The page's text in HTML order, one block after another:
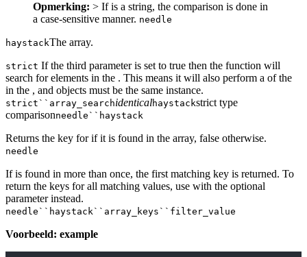
Opmerking: > If is a string, the comparison is done in
a case-sensitive manner. needle
haystackThe array.
strict If the third parameter is set to true then the function will
search for elements in the . This means it will also perform a of the
in the , and objects must be the same instance.
strict``array_searchidenticalhaystackstrict type
comparisonneedle``haystack
Returns the key for if it is found in the array, false otherwise.
needle
If is found in more than once, the first matching key is returned. To
return the keys for all matching values, use with the optional
parameter instead.
needle``haystack``array_keys``filter_value
Voorbeeld: example